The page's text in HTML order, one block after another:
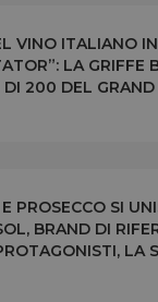
VINO ITALIANO
LA GRIFFE
DI 200 DEL
YORK,
PROSECCO SI
BRAND DI
LA
IL